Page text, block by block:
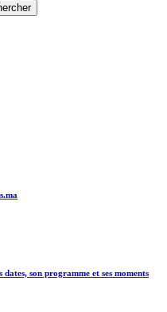
dates, son programme et ses moments